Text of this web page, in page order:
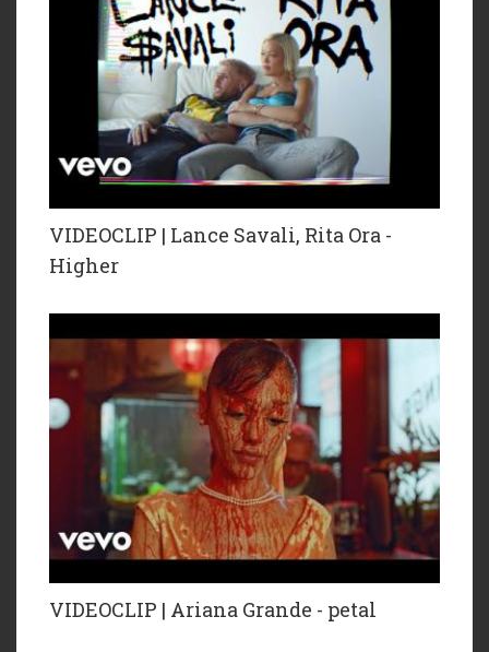
VIDEOCLIP | Lance Savali, Rita Ora -
Higher
VIDEOCLIP | Ariana Grande - petal